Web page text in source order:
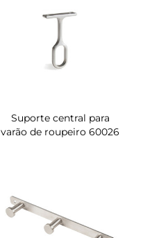
Suporte central para
varão de roupeiro 60026